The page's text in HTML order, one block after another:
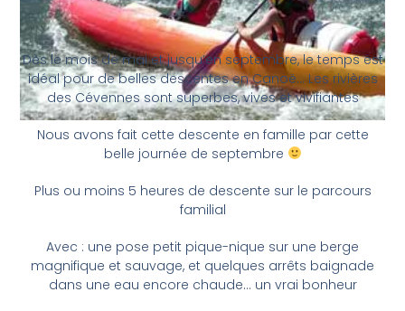
Dès le mois de mai et jusqu’en septembre, le temps est
idéal pour de belles descentes en Canoë… Les rivières
des Cévennes sont superbes, vives et vivifiantes
Nous avons fait cette descente en famille par cette
belle journée de septembre
Plus ou moins 5 heures de descente sur le parcours
familial
Avec : une pose petit pique-nique sur une berge
magnifique et sauvage, et quelques arrêts baignade
dans une eau encore chaude… un vrai bonheur